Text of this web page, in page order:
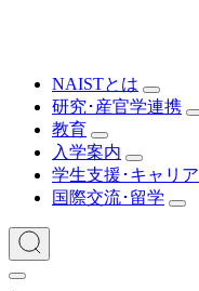
NAISTとは
研究･産官学連携
教育
入学案内
学生支援･キャリア
国際交流･留学